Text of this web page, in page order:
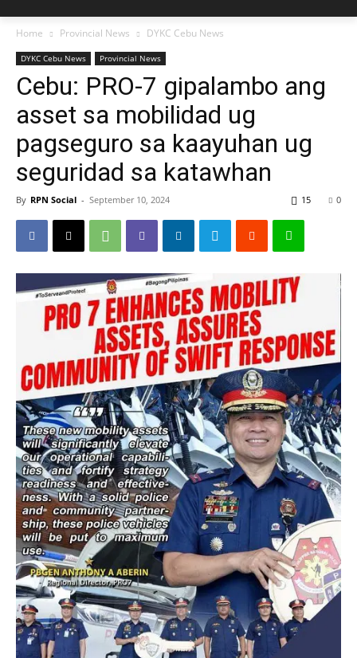
Home Provincial News DYKC Cebu News
DYKC Cebu News Provincial News
Cebu: PRO-7 gipalambo ang
asset sa mobilidad ug
pagseguro sa kaayuhan ug
seguridad sa katawhan
By RPN Social - September 10, 2024 0
15